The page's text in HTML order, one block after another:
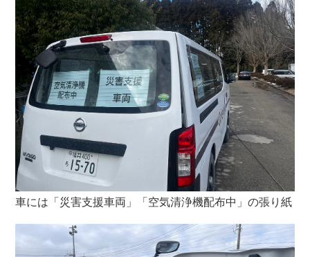
車には「災害支援車両」「空気清浄機配布中」の張り紙